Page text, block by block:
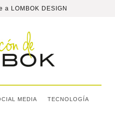
a LOMBOK DESIGN
MEDIA TECNOLOGÍA